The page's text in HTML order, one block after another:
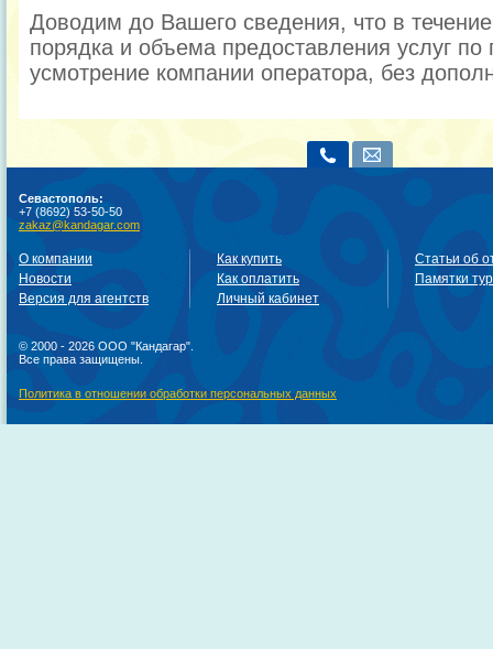
Доводим до Вашего сведения, что в
порядка и объема предоставления услуг по
усмотрение компании оператора, без
Севастополь:
+7 (8692) 53-50-50
zakaz@kandagar.com
О компании
Новости
Версия для агентств
Как купить
Как оплатить
Личный кабинет
Статьи об
Памятки
© 2000 - 2026 ООО "Кандагар".
Все права защищены.
Политика в отношении обработки персональных данных